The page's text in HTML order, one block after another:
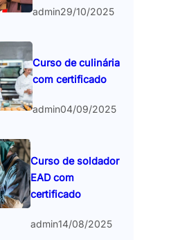
admin29/10/2025
Curso de culinária
com certificado
admin04/09/2025
Curso de soldador
EAD com
certificado
admin14/08/2025